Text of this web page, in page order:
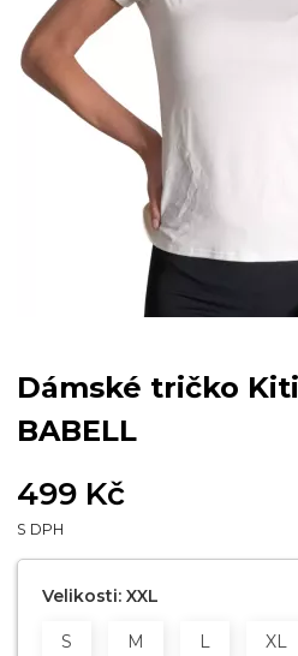
Dámské tričko
BABELL
499 Kč
S DPH
Velikosti: XXL
S M L XL